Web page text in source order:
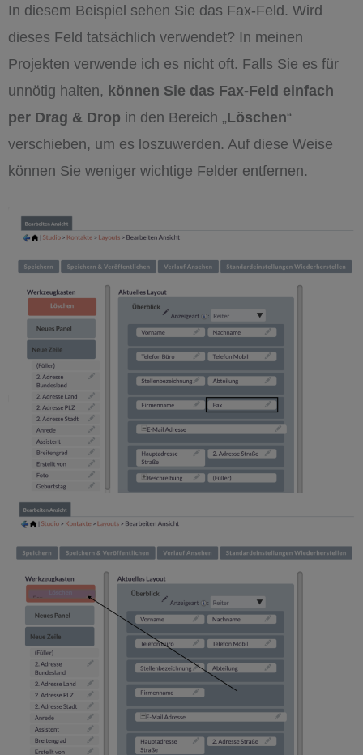
In diesem Beispiel sehen Sie das Fax-Feld. Wird
dieses Feld tatsächlich verwendet? In meinen
Projekten verwende ich es nicht oft. Falls Sie es für
unnötig halten, können Sie das Fax-Feld einfach
per Drag & Drop in den Bereich „Löschen“
verschieben, um es loszuwerden. Auf diese Weise
können Sie weniger wichtige Felder entfernen.